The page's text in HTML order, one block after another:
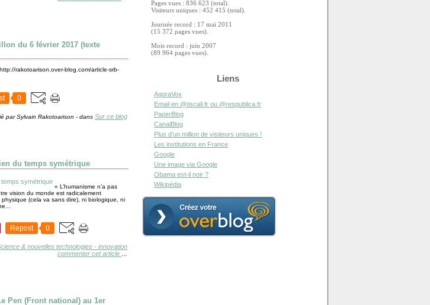
du 6 février 2017 (texte
rakotoarison.over-blog.com/article-srb-
0
par Sylvain Rakotoarison - dans Sur ce blog
du temps symétrique
« L’humanisme n’a pas
vision du monde est radicalement
(cela va sans dire), ni biologique, ni
Repost 0
& nouvelles technologies - innovation
commenter cet article
Pen (Front national) au 1er
Pages vues : 836 623 (total).
Visiteurs uniques : 452 415 (total).
Journée record : 17 mai 2011
(15 372 pages vues).
Mois record : juin 2007
(89 964 pages vues).
Liens
AgoraVox
Email en @tiscali.fr ou @respublica.fr
PaperBlog
CanalBlog
Plus d'un million de visiteurs uniques !
Les institutions en France
Google
Une image via Google
Obama est-il noir ?
Wikipédia